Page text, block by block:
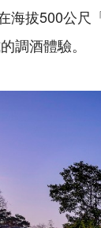
海拔500公尺
調酒體驗。